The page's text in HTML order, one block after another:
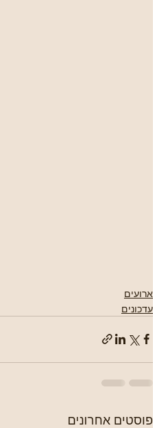
ארועים
עדכונים
פוסטים אחרונים